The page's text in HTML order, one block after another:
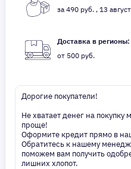
за 490 руб. , 13
Доставка в регионы:
от 500 руб.
Дорогие покупатели!
Не хватает денег на покупку
проще!
Оформите кредит прямо в
Обратитесь к нашему
поможем вам получить
лишних хлопот.